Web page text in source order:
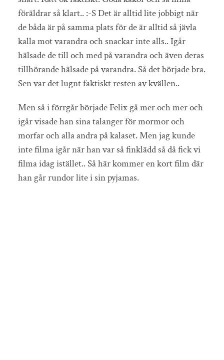
föräldrar så klart.. :-S Det är alltid lite jobbigt när
de båda är på samma plats för de är alltid så jävla
kalla mot varandra och snackar inte alls.. Igår
hälsade de till och med på varandra och även deras
tillhörande hälsade på varandra. Så det började bra.
Sen var det lugnt faktiskt resten av kvällen..
Men så i förrgår började Felix gå mer och mer och
igår visade han sina talanger för mormor och
morfar och alla andra på kalaset. Men jag kunde
inte filma igår när han var så finklädd så då fick vi
filma idag istället.. Så här kommer en kort film där
han går rundor lite i sin pyjamas.